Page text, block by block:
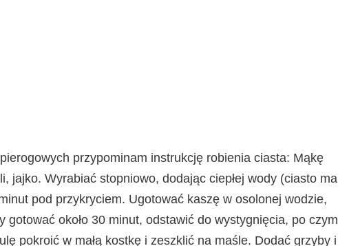
przypominam instrukcję robienia ciasta: Mąkę
jajko. Wyrabiać stopniowo, dodając ciepłej wody (ciasto ma
pod przykryciem. Ugotować kaszę w osolonej wodzie,
około 30 minut, odstawić do wystygnięcia, po czym
pokroić w małą kostkę i zeszklić na maśle. Dodać grzyby i